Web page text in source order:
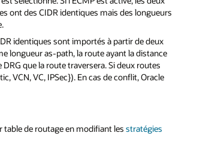
ont des CIDR identiques mais des longueurs
identiques sont importés à partir de deux
longueur as-path, la route ayant la distance
que la route traversera. Si deux routes
VCN, VC, IPSec}). En cas de conflit, Oracle
table de routage en modifiant lesstratégies